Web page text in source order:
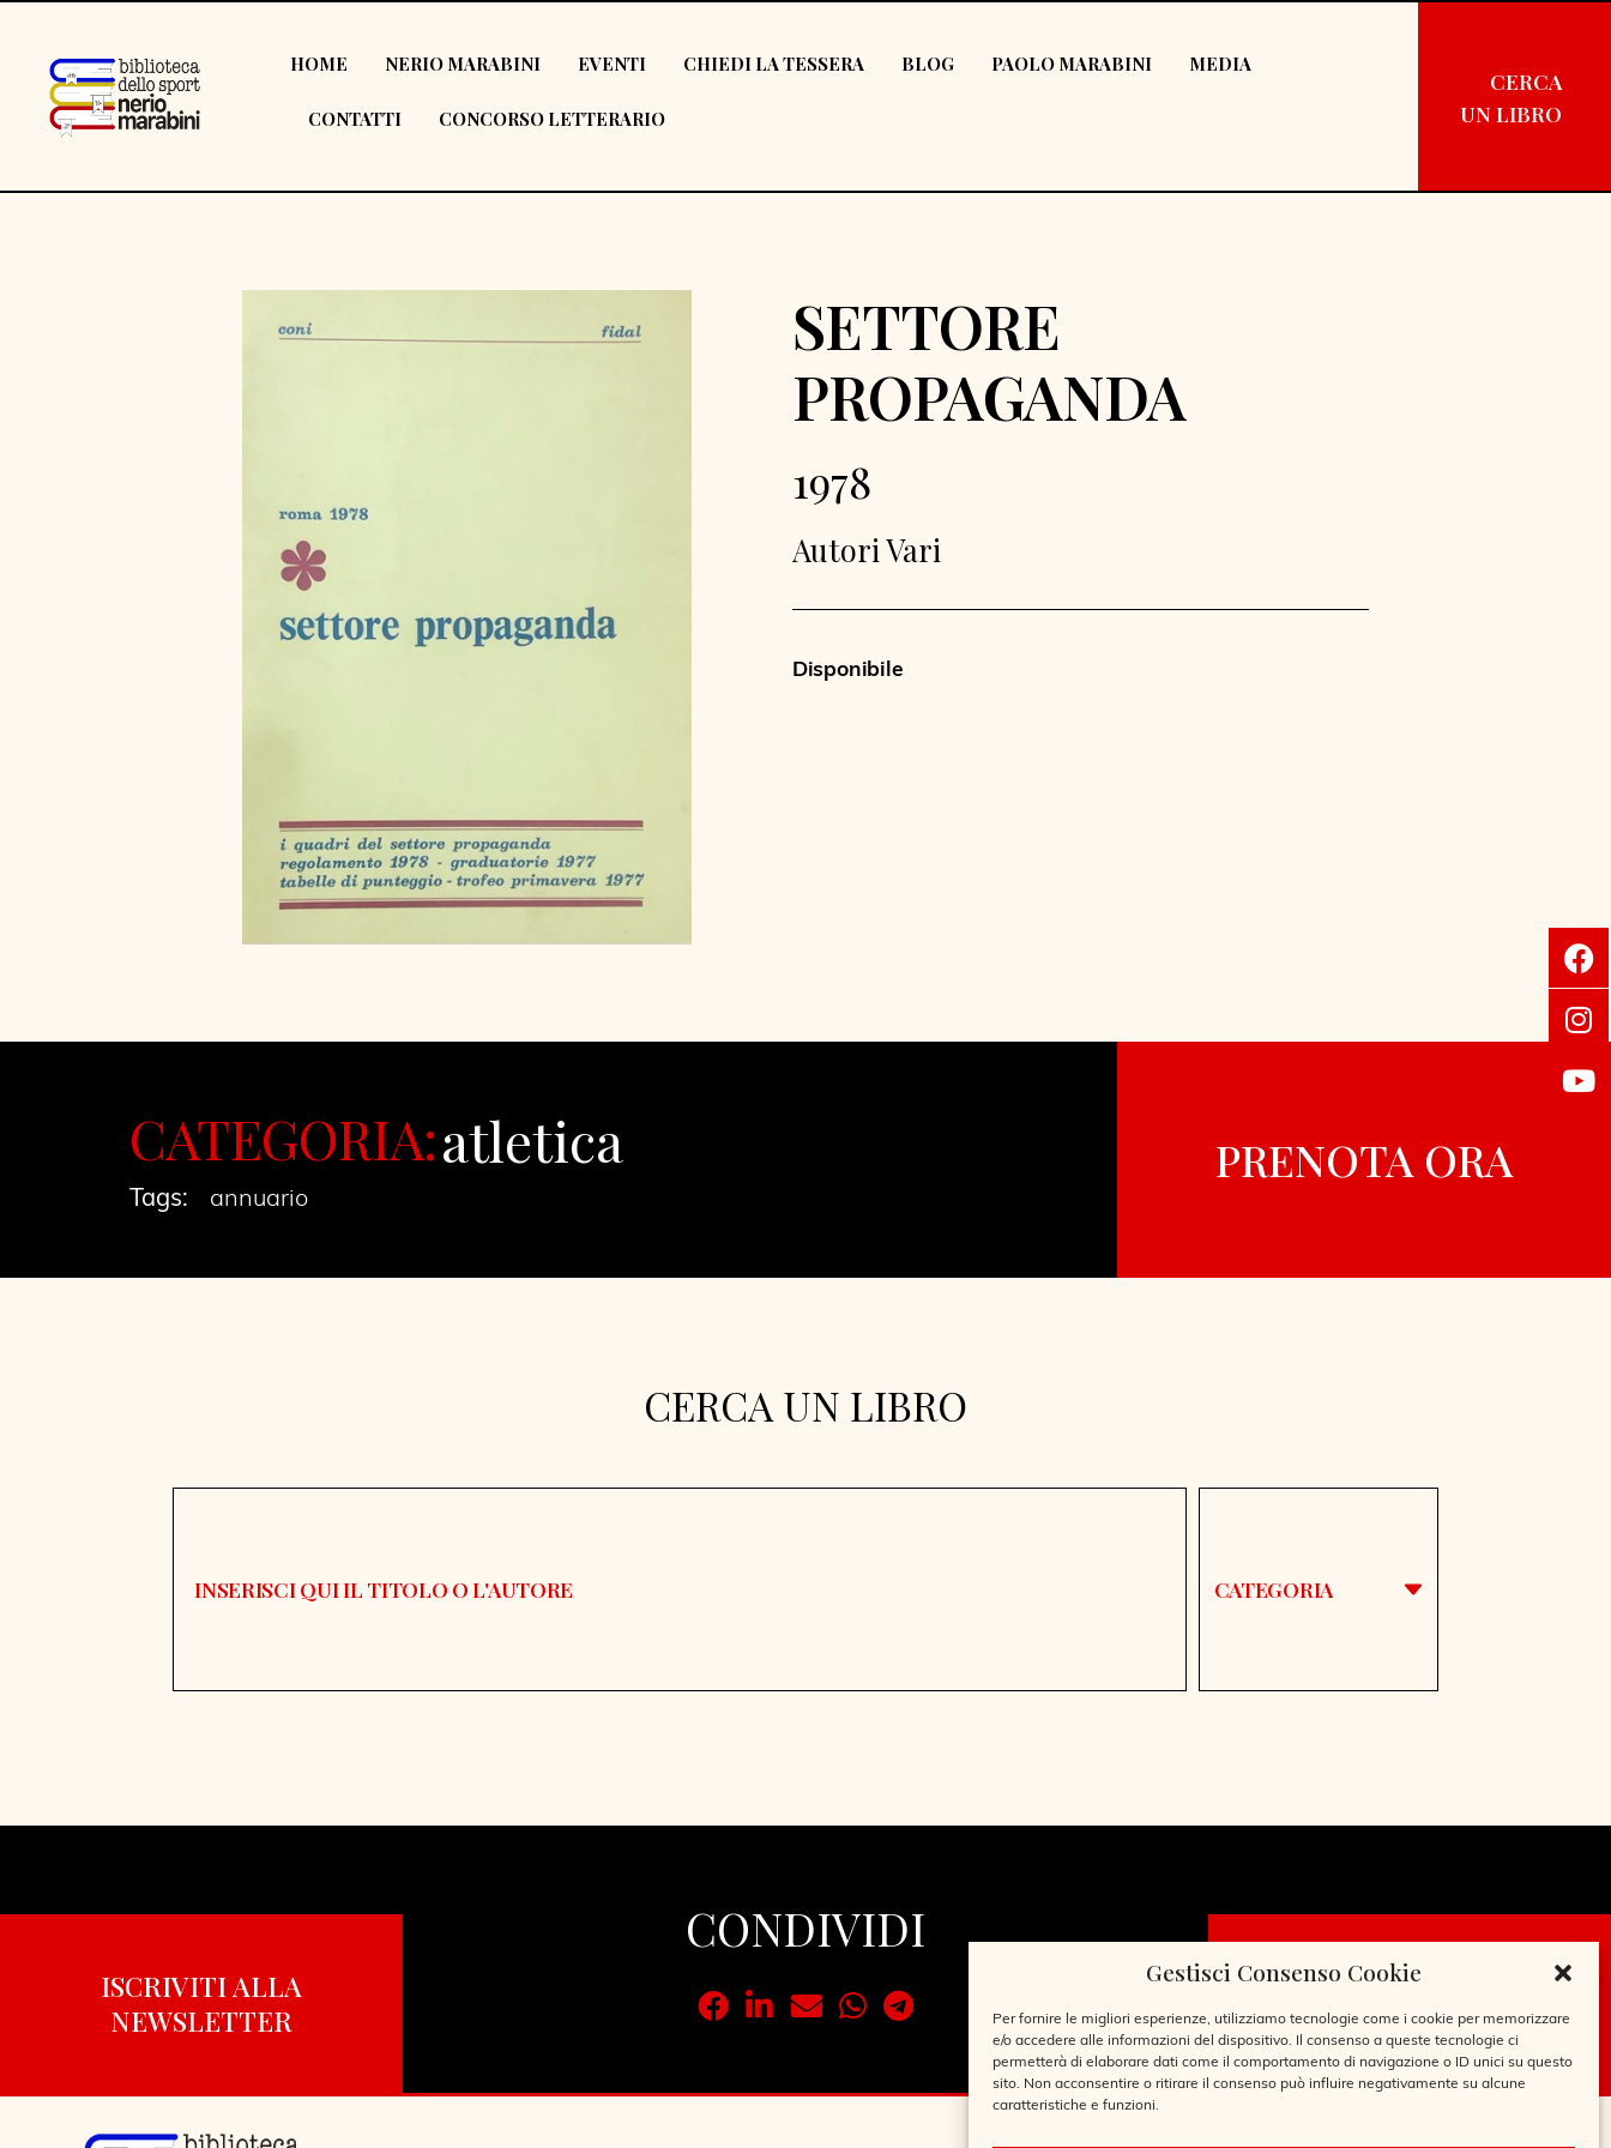
Gestisci Consenso Cookie
Per fornire le migliori esperienze, utilizziamo tecnologie come i cookie per memorizzare
e/o accedere alle informazioni del dispositivo. Il consenso a queste tecnologie ci
permetterà di elaborare dati come il comportamento di navigazione o ID unici su questo
sito. Non acconsentire o ritirare il consenso può influire negativamente su alcune
caratteristiche e funzioni.
HOME NERIO MARABINI EVENTI CHIEDI LA TESSERA BLOG PAOLO MARABINI MEDIA
CONTATTI CONCORSO LETTERARIO
CERCA
UN LIBRO
SETTORE
PROPAGANDA
1978
Autori Vari
Disponibile
CATEGORIA:atletica
Tags: annuario
PRENOTA ORA
CERCA UN LIBRO
CATEGORIA
CONDIVIDI
ISCRIVITI ALLA
NEWSLETTER
CHIEDI LA
TESSERA